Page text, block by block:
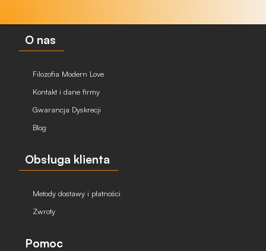
O nas
Filozofia Modern Love
Kontakt i dane firmy
Gwarancja Dyskrecji
Blog
Obsługa klienta
Metody dostawy i płatności
Zwroty
Pomoc